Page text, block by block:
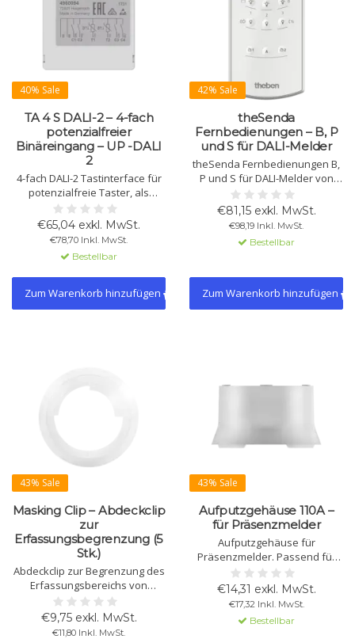
40% Sale
TA 4 S DALI-2 – 4-fach
potenzialfreier
Binäreingang – UP -DALI
2
4-fach DALI-2 Tastinterface für
potenzialfreie Taster, als
Schließer oder Öffner
einstellbar, mit 2 Zusatz-
Eingängen für Sensoren oder
Potentiometer. Versorgung
über DALI-Bus. Einfache
Montage.
€65,04 exkl. MwSt.
€78,70 Inkl. MwSt.
Bestellbar
Zum Warenkorb hinzufügen
42% Sale
theSenda
Fernbedienungen – B, P
und S für DALI-Melder
theSenda Fernbedienungen B,
P und S für DALI-Melder von
Theben: App-Integration und
Luxmeter, Service und
Konfiguration oder
Benutzersteuerung mit
Lichtszenen und einfacher
€81,15 exkl. MwSt.
€98,19 Inkl. MwSt.
Bestellbar
Zum Warenkorb hinzufügen
43% Sale
Masking Clip – Abdeckclip
zur
Erfassungsbegrenzung (5
Stk.)
Abdeckclip zur Begrenzung des
Erfassungsbereichs von
theMova P und theRonda P.
Lieferung als Set mit 5 Stück für
gezielte Bewegungserfassung.
€9,75 exkl. MwSt.
€11,80 Inkl. MwSt.
43% Sale
Aufputzgehäuse 110A –
für Präsenzmelder
Aufputzgehäuse für
Präsenzmelder. Passend für
thePrema, theRonda und
theMova P. Erhältlich in Weiß,
Schwarz und Grau.
€14,31 exkl. MwSt.
€17,32 Inkl. MwSt.
Bestellbar